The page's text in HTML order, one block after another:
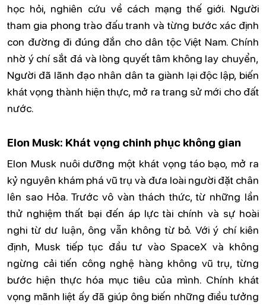
học hỏi, nghiên cứu về cách mạng thế giới. Người
tham gia phong trào đấu tranh và từng bước xác định
con đường đi đúng đắn cho dân tộc Việt Nam. Chính
nhờ ý chí sắt đá và lòng quyết tâm không lay chuyển,
Người đã lãnh đạo nhân dân ta giành lại độc lập, biến
khát vọng thành hiện thực, mở ra trang sử mới cho đất
nước.
Elon Musk: Khát vọng chinh phục không gian
Elon Musk nuôi dưỡng một khát vọng táo bạo, mở ra
kỷ nguyên khám phá vũ trụ và đưa loài người đặt chân
lên sao Hỏa. Trước vô vàn thách thức, từ những lần
thử nghiệm thất bại đến áp lực tài chính và sự hoài
nghi từ dư luận, ông vẫn không từ bỏ. Với ý chí kiên
định, Musk tiếp tục đầu tư vào SpaceX và không
ngừng cải tiến công nghệ hàng không vũ trụ, từng
bước hiện thực hóa mục tiêu của mình. Chính khát
vọng mãnh liệt ấy đã giúp ông biến những điều tưởng